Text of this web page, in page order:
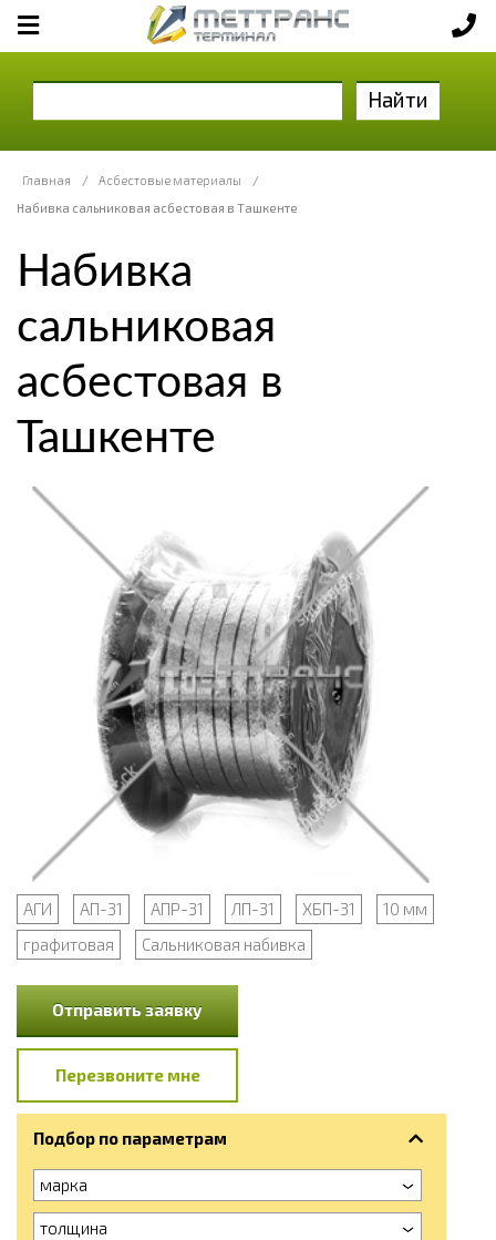
Найти
Главная / Асбестовые материалы
/
Набивка сальниковая асбестовая в Ташкенте
Набивка
сальниковая
асбестовая в
Ташкенте
АГИ АП-31 АПР-31 ЛП-31 ХБП-31
10 мм
графитовая
Сальниковая набивка
Отправить заявку
Перезвоните мне
Подбор по параметрам
марка
толщина